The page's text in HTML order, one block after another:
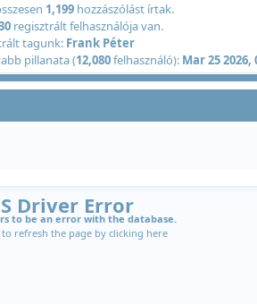
1,199 hozzászólást írtak.
regisztrált felhasználója van.
tagunk: Frank Péter
pillanata (12,080felhasználó): Mar 25 2026,
Driver Error
to be an error with the database.
to refresh the page by clicking here